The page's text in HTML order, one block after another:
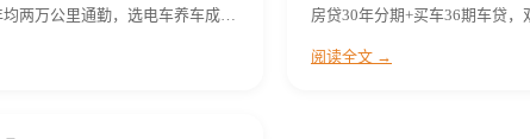
均两万公里通勤，选电车养车成… 房贷30年分期+买车36期车贷，
阅读全文 →